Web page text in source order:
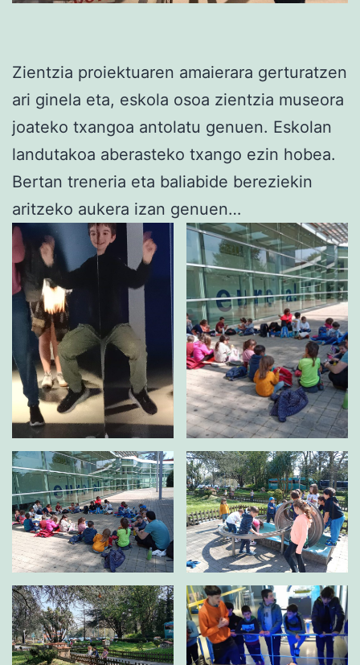
Zientzia proiektuaren amaierara gerturatzen
ari ginela eta, eskola osoa zientzia museora
joateko txangoa antolatu genuen. Eskolan
landutakoa aberasteko txango ezin hobea.
Bertan treneria eta baliabide bereziekin
aritzeko aukera izan genuen…